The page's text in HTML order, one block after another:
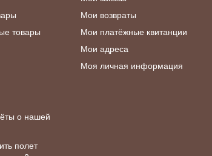
товары
о нашей
полет
Мои возвраты
Мои платёжные квитанции
Мои адреса
Моя личная информация